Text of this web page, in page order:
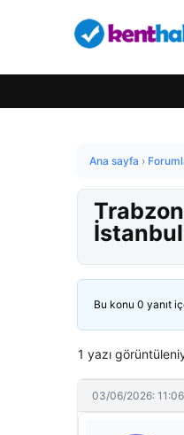
Ana sayfa ›
Bu konu 0 yanıt
1 yazı
03/06/2026: